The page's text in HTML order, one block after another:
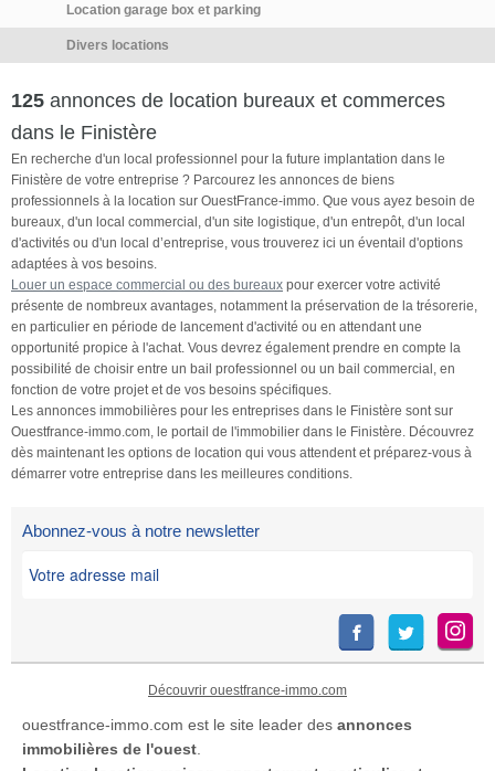
Location garage box et parking
Divers locations
125 annonces de location bureaux et commerces
dans le Finistère
En recherche d'un local professionnel pour la future implantation dans le
Finistère de votre entreprise ? Parcourez les annonces de biens
professionnels à la location sur OuestFrance-immo. Que vous ayez besoin de
bureaux, d'un local commercial, d'un site logistique, d'un entrepôt, d'un local
d'activités ou d'un local d’entreprise, vous trouverez ici un éventail d'options
adaptées à vos besoins.
Louer un espace commercial ou des bureaux pour exercer votre activité
présente de nombreux avantages, notamment la préservation de la trésorerie,
en particulier en période de lancement d'activité ou en attendant une
opportunité propice à l'achat. Vous devrez également prendre en compte la
possibilité de choisir entre un bail professionnel ou un bail commercial, en
fonction de votre projet et de vos besoins spécifiques.
Les annonces immobilières pour les entreprises dans le Finistère sont sur
Ouestfrance-immo.com, le portail de l'immobilier dans le Finistère. Découvrez
dès maintenant les options de location qui vous attendent et préparez-vous à
démarrer votre entreprise dans les meilleures conditions.
Abonnez-vous à notre newsletter
Découvrir ouestfrance-immo.com
ouestfrance-immo.com est le site leader des annonces
immobilières de l'ouest